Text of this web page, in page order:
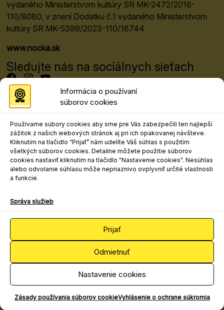
Informácia o používaní
súborov cookies
Používame súbory cookies aby sme pre Vás zabezpečili ten najlepší
zážitok z našich webových stránok aj pri ich opakovanej návšteve.
Kliknutím na tlačidlo “Prijať” nám udelíte Váš súhlas s použitím
všetkých súborov cookies. Detailne môžete použitie súborov
cookies nastaviť kliknutím na tlačidlo "Nastavenie cookies". Nesúhlas
alebo odvolanie súhlasu môže nepriaznivo ovplyvniť určité vlastnosti
a funkcie.
Správa služieb
Prijať
Odmietnuť
Nastavenie cookies
Zásady používania súborov cookieVyhlásenie o ochrane súkromia
vydaného Ministerstvom kultúry SR MK-2472/2016-
110/8080, v znení Dodatku č.1 vydaného Ministerstvom
kultúry SR MK-5399/2023-110/18744
www.nocka.sk
Sledujte nás na sociálnych sieťach
Programový riaditeľ festivalu
matej.mosko@nocka.sk
+421 908 303 617
Kontakt pre marketing, propagáciu a
médiá
samuel.chlpek@nocka.sk
+421 2 204 71 213
+421 918 716 042
2026 © Národné osvetové centrum
Spracúvanie osobných údajov
Všeobecné podmienky súťaží